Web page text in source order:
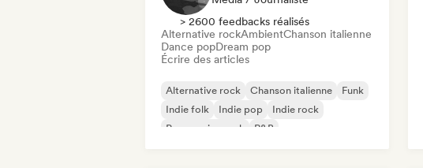
> 2600 feedbacks réalisés
Alternative rockAmbientChanson italienne
Dance popDream pop
Écrire des articles
Alternative rock Chanson italienne
Funk
Indie folk
Indie pop
Indie rock
Progressive rock
R&B